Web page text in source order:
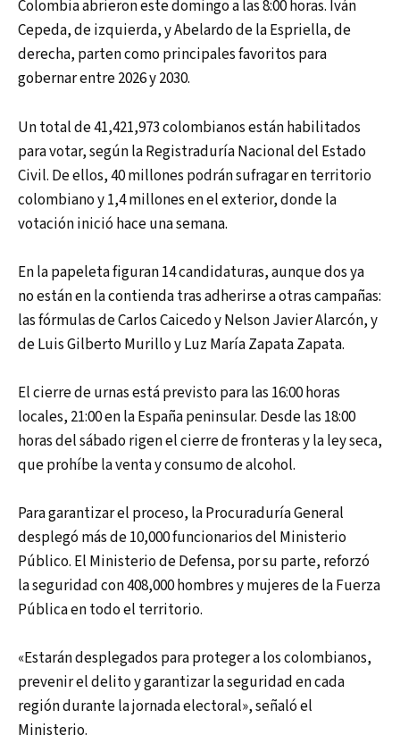
Colombia abrieron este domingo a las 8:00 horas. Iván
Cepeda, de izquierda, y Abelardo de la Espriella, de
derecha, parten como principales favoritos para
gobernar entre 2026 y 2030.
Un total de 41,421,973 colombianos están habilitados
para votar, según la Registraduría Nacional del Estado
Civil. De ellos, 40 millones podrán sufragar en territorio
colombiano y 1,4 millones en el exterior, donde la
votación inició hace una semana.
En la papeleta figuran 14 candidaturas, aunque dos ya
no están en la contienda tras adherirse a otras campañas:
las fórmulas de Carlos Caicedo y Nelson Javier Alarcón, y
de Luis Gilberto Murillo y Luz María Zapata Zapata.
El cierre de urnas está previsto para las 16:00 horas
locales, 21:00 en la España peninsular. Desde las 18:00
horas del sábado rigen el cierre de fronteras y la ley seca,
que prohíbe la venta y consumo de alcohol.
Para garantizar el proceso, la Procuraduría General
desplegó más de 10,000 funcionarios del Ministerio
Público. El Ministerio de Defensa, por su parte, reforzó
la seguridad con 408,000 hombres y mujeres de la Fuerza
Pública en todo el territorio.
«Estarán desplegados para proteger a los colombianos,
prevenir el delito y garantizar la seguridad en cada
región durante la jornada electoral», señaló el
Ministerio.